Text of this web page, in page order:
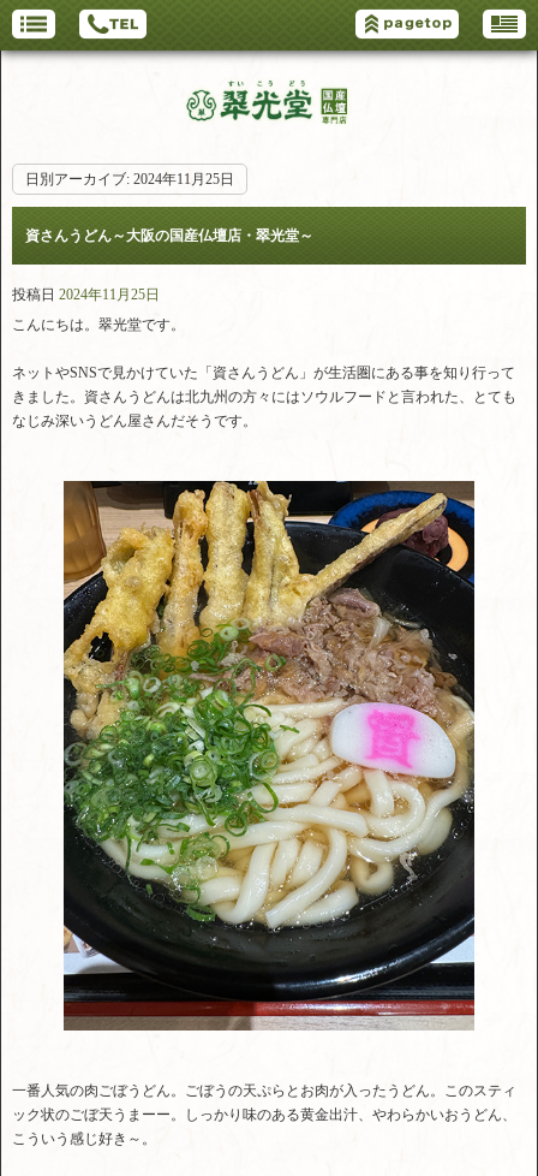
日別アーカイブ: 2024年11月25日
資さんうどん～大阪の国産仏壇店・翠光堂～
投稿日 2024年11月25日
こんにちは。翠光堂です。
ネットやSNSで見かけていた「資さんうどん」が生活圏にある事を知り行って
きました。資さんうどんは北九州の方々にはソウルフードと言われた、とても
なじみ深いうどん屋さんだそうです。
一番人気の肉ごぼうどん。ごぼうの天ぷらとお肉が入ったうどん。このスティ
ック状のごぼ天うまーー。しっかり味のある黄金出汁、やわらかいおうどん、
こういう感じ好き～。